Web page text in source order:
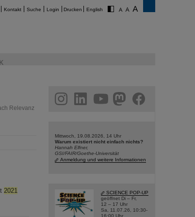
Kontakt Suche Login Drucken English
Relevanz
2021
facebook
Mittwoch, 19.08.2026, 14 Uhr
Warum existiert nicht einfach nichts?
Hannah Elfner,
GSI/FAIR/Goethe-Universität
Anmeldung und weitere Informationen
SCIENCE POP-UP
geöffnet Di – Fr,
12 – 17 Uhr
Sa, 11.07.26, 10:30-
16:00 Uhr